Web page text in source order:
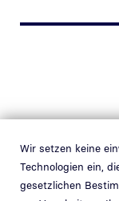
Wir setzen keine
Technologien ein,
gesetzlichen